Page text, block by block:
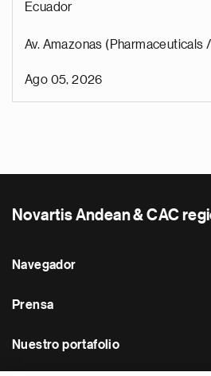
Ecuador
Av. Amazonas (Pharmaceuticals
Ago 05, 2026
Novartis Andean & CAC
Navegador
Prensa
Nuestro portafolio